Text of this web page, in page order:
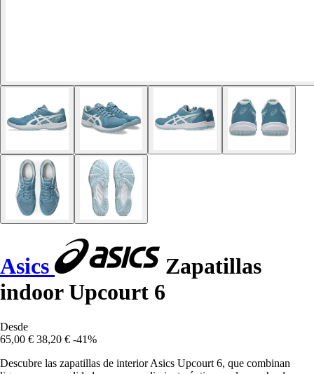
Asics
Zapatillas
indoor Upcourt 6
Desde
65,00 € 38,20 € -41%
Descubre las zapatillas de interior Asics Upcourt 6, que combinan